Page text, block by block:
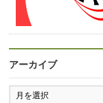
アーカイブ
ア
ー